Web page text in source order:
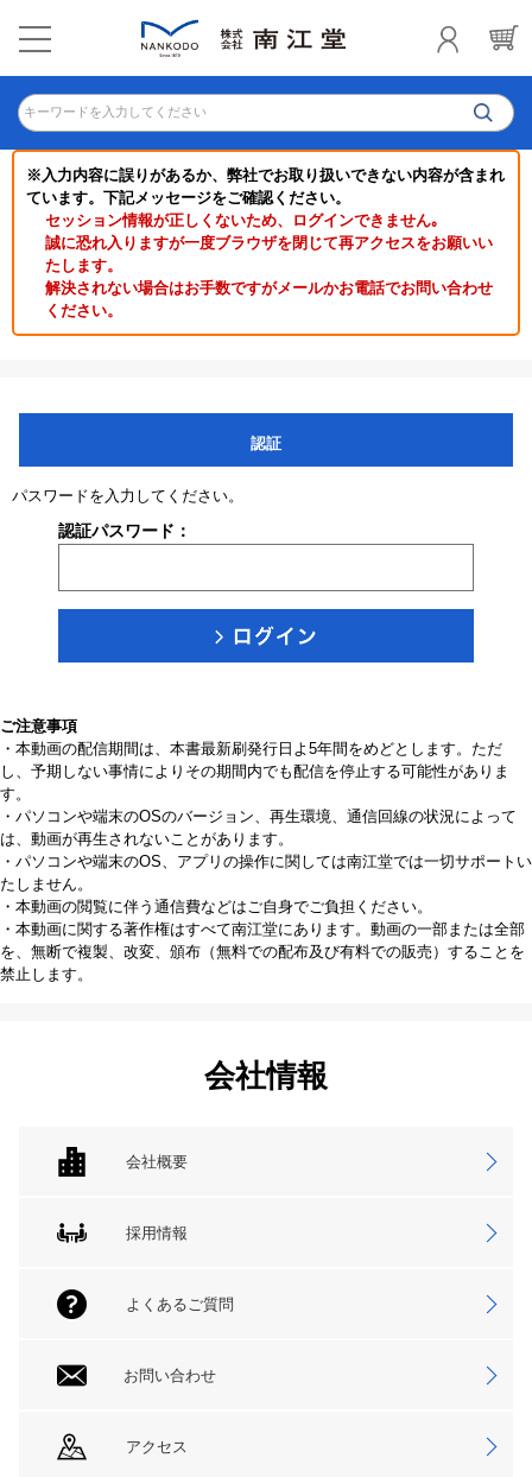
キーワードを入力してください
※入力内容に誤りがあるか、弊社でお取り扱いできない内容が含まれ
ています。下記メッセージをご確認ください。
セッション情報が正しくないため、ログインできません｡
誠に恐れ入りますが一度ブラウザを閉じて再アクセスをお願いい
たします。
解決されない場合はお手数ですがメールかお電話でお問い合わせ
ください。
認証
パスワードを入力してください。
認証パスワード：
ご注意事項
・本動画の配信期間は、本書最新刷発行日よ5年間をめどとします。ただ
し、予期しない事情によりその期間内でも配信を停止する可能性がありま
す。
・パソコンや端末のOSのバージョン、再生環境、通信回線の状況によって
は、動画が再生されないことがあります。
・パソコンや端末のOS、アプリの操作に関しては南江堂では一切サポートい
たしません。
・本動画の閲覧に伴う通信費などはご自身でご負担ください。
・本動画に関する著作権はすべて南江堂にあります。動画の一部または全部
を、無断で複製、改変、頒布（無料での配布及び有料での販売）することを
禁止します。
会社情報
会社概要
採用情報
よくあるご質問
お問い合わせ
アクセス